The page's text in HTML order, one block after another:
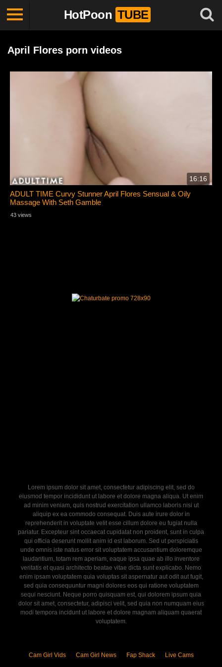
HotPoon TUBE
April Flores porn videos
16:16
ADULT TIME Curvy Stunner April Flores Sensual & Oily
Massage With Seth Gamble
43 views
Lorem ipsum dolor sit amet, consectetur adipiscing elit, sed do
eiusmod tempor incididunt ut labore et dolore magna aliqua. Ut enim
ad minim veniam, quis nostrud exercitation ullamco laboris nisi ut
aliquip ex ea commodo consequat. Duis aute irure dolor in
reprehenderit in voluptate velit esse cillum dolore eu fugiat nulla
pariatur. Excepteur sint occaecat cupidatat non proident, sunt in culpa
qui officia deserunt mollit anim id est laborum. Sed ut perspiciatis
unde omnis iste natus error sit voluptatem accusantium doloremque
laudantium, totam rem aperiam, eaque ipsa quae ab illo inventore
veritatis et quasi architecto beatae vitae dicta sunt explicabo. Nemo
enim ipsam voluptatem quia voluptas sit aspernatur aut odit aut fugit,
sed quia consequuntur magni dolores eos qui ratione voluptatem
sequi nesciunt. Neque porro quisquam est, qui dolorem ipsum quia
dolor sit amet, consectetur, adipisci velit, sed quia non numquam eius
modi tempora incidunt ut labore et dolore magnam aliquam quaerat
voluptatem.
Cam Girl Vids Cam Girl News Fap Shack Live Cams